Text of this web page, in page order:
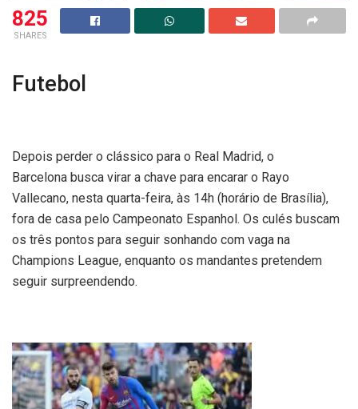
825
SHARES
Futebol
Depois perder o clássico para o Real Madrid, o
Barcelona busca virar a chave para encarar o Rayo
Vallecano, nesta quarta-feira, às 14h (horário de Brasília),
fora de casa pelo Campeonato Espanhol. Os culés buscam
os três pontos para seguir sonhando com vaga na
Champions League, enquanto os mandantes pretendem
seguir surpreendendo.